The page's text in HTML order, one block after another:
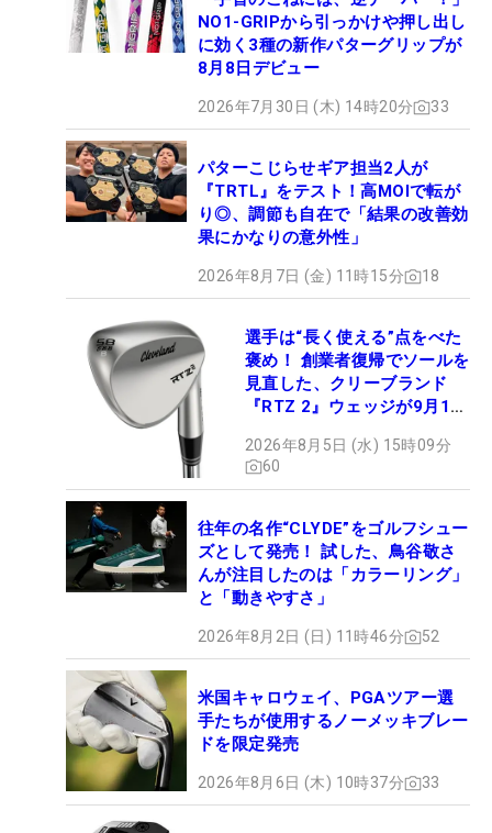
NO1-GRIPから引っかけや押し出し
に効く3種の新作パターグリップが
8月8日デビュー
2026年7月30日 (木) 14時20分 33
パターこじらせギア担当2人が
『TRTL』をテスト！高MOIで転が
り◎、調節も自在で「結果の改善効
果にかなりの意外性」
2026年8月7日 (金) 11時15分 18
選手は“長く使える”点をべた
褒め！ 創業者復帰でソールを
見直した、クリーブランド
『RTZ 2』ウェッジが9月12
2026年8月5日 (水) 15時09分
60
往年の名作“CLYDE”をゴルフシュー
ズとして発売！ 試した、鳥谷敬さ
んが注目したのは「カラーリング」
と「動きやすさ」
2026年8月2日 (日) 11時46分 52
米国キャロウェイ、PGAツアー選
手たちが使用するノーメッキブレー
ドを限定発売
2026年8月6日 (木) 10時37分 33